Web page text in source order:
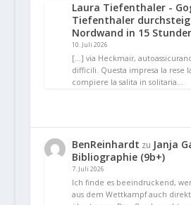
Laura Tiefenthaler -
Tiefenthaler
Nordwand in 15
10. Juli 2026
[…] via Heckmair,
difficili. Questa impresa la rese
compiere la salita in solitaria…
BenReinhardt zu Janja
Bibliographie (9b+)
7. Juli 2026
Ich finde es beeindruckend,
aus dem Wettkampf auch